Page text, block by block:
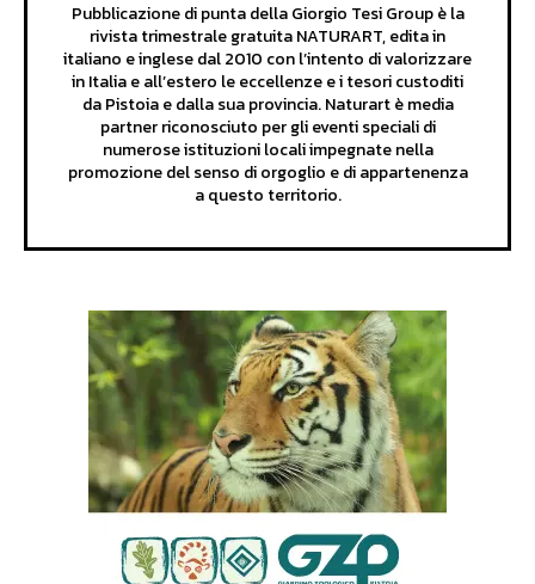
Pubblicazione di punta della Giorgio Tesi Group è la
rivista trimestrale gratuita NATURART, edita in
italiano e inglese dal 2010 con l’intento di valorizzare
in Italia e all’estero le eccellenze e i tesori custoditi
da Pistoia e dalla sua provincia. Naturart è media
partner riconosciuto per gli eventi speciali di
numerose istituzioni locali impegnate nella
promozione del senso di orgoglio e di appartenenza
a questo territorio.